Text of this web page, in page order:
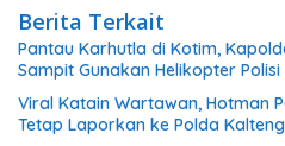
Berita Terkait
Pantau Karhutla di Kotim,
Sampit Gunakan Helikopter Polisi
Viral Katain Wartawan, Hotman
Tetap Laporkan ke Polda Kalteng